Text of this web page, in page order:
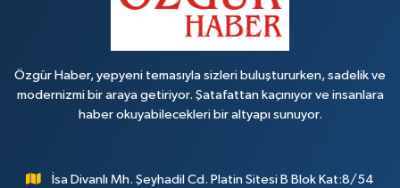
Özgür Haber, yepyeni temasıyla sizleri buluştururken, sadelik ve
modernizmi bir araya getiriyor. Şatafattan kaçınıyor ve insanlara
haber okuyabilecekleri bir altyapı sunuyor.
İsa Divanlı Mh. Şeyhadil Cd. Platin Sitesi B Blok Kat:8/54